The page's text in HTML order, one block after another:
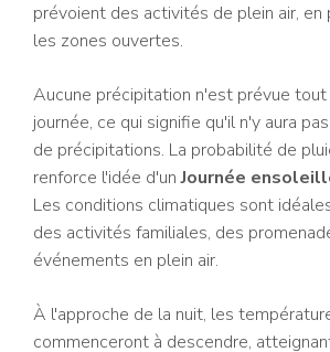
prévoient des activités de plein air, en
les zones ouvertes.
Aucune précipitation n'est prévue tout
journée, ce qui signifie qu'il n'y aura
de précipitations. La probabilité de
renforce l'idée d'unJournée
Les conditions climatiques sont
des activités familiales, des
événements en plein air.
À l'approche de la nuit, les
commenceront à descendre,